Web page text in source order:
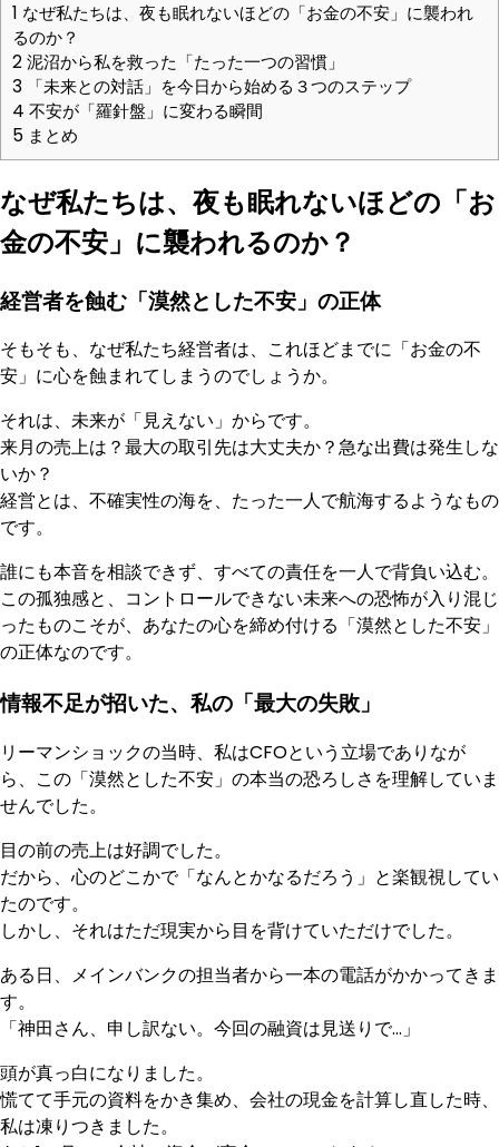
1 なぜ私たちは、夜も眠れないほどの「お金の不安」に襲われ
るのか？
2泥沼から私を救った「たった一つの習慣」
3 「未来との対話」を今日から始める３つのステップ
4 不安が「羅針盤」に変わる瞬間
5 まとめ
なぜ私たちは、夜も眠れないほどの「お
金の不安」に襲われるのか？
経営者を蝕む「漠然とした不安」の正体
そもそも、なぜ私たち経営者は、これほどまでに「お金の不
安」に心を蝕まれてしまうのでしょうか。
それは、未来が「見えない」からです。
来月の売上は？最大の取引先は大丈夫か？急な出費は発生しな
いか？
経営とは、不確実性の海を、たった一人で航海するようなもの
です。
誰にも本音を相談できず、すべての責任を一人で背負い込む。
この孤独感と、コントロールできない未来への恐怖が入り混じ
ったものこそが、あなたの心を締め付ける「漠然とした不安」
の正体なのです。
情報不足が招いた、私の「最大の失敗」
リーマンショックの当時、私はCFOという立場でありなが
ら、この「漠然とした不安」の本当の恐ろしさを理解していま
せんでした。
目の前の売上は好調でした。
だから、心のどこかで「なんとかなるだろう」と楽観視してい
たのです。
しかし、それはただ現実から目を背けていただけでした。
ある日、メインバンクの担当者から一本の電話がかかってきま
す。
「神田さん、申し訳ない。今回の融資は見送りで…」
頭が真っ白になりました。
慌てて手元の資料をかき集め、会社の現金を計算し直した時、
私は凍りつきました。